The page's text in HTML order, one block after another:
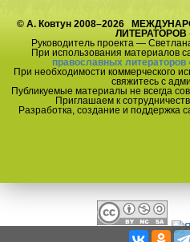
© А. Ковтун 2008–2026
Руководитель проекта —
При использования материалов
православных
При необходимости коммерческого
свяжитесь с
Публикуемые материалы не всегда
Приглашаем к
Разработка, создание и поддержка